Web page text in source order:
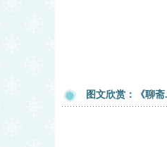
图文欣赏：《聊